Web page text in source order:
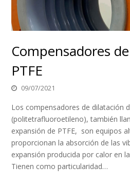
Compensadores
PTFE
09/07/2021
Los compensadores de dilatación
(politetrafluoroetileno), también
expansión de PTFE, son equipos
proporcionan la absorción de las
expansión producida por calor en
Tienen como particularidad…